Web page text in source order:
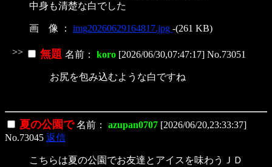
中身も清楚な白でした
画 像 ： img20260629164817.jpg -(261 KB)
>> 無題 名前： koro [2026/06/30,07:47:17] No.73051
お尻を包み込むような白ですね
夏の公園で名前： azupan0707 [2026/06/20,23:33:37]
No.73045 返信
こちらは夏の公園でお友達とアイスを味わうＪＤ